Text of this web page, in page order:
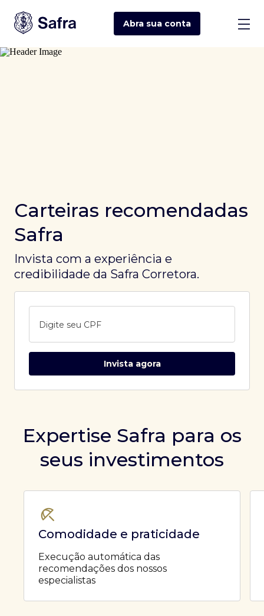
Abra sua conta
Carteiras recomendadas
Safra
Invista com a experiência e
credibilidade da Safra Corretora.
Digite seu CPF
Invista agora
Expertise Safra para os
seus investimentos
Comodidade e praticidade
Execução automática das
recomendações dos nossos
especialistas